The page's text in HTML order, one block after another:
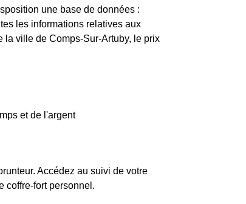
une base de données :
les informations relatives aux
ville de Comps-Sur-Artuby, le prix
et de l'argent
Accédez au suivi de votre
coffre-fort personnel.